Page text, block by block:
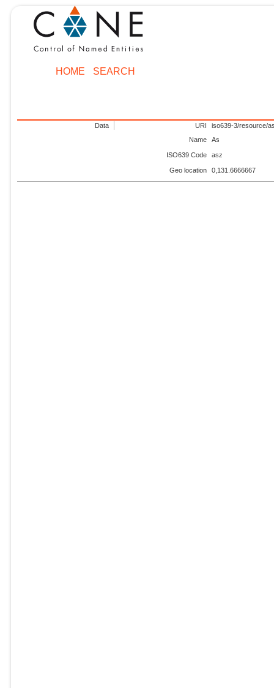
HOME SEARCH
Data URI
iso639-3/resource/
Name
As
ISO639 Code asz
Geo location 0,131.6666667